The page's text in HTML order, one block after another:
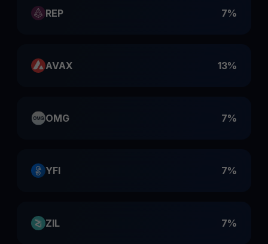
REP 7%
AVAX 13%
OMG 7%
YFI 7%
ZIL 7%